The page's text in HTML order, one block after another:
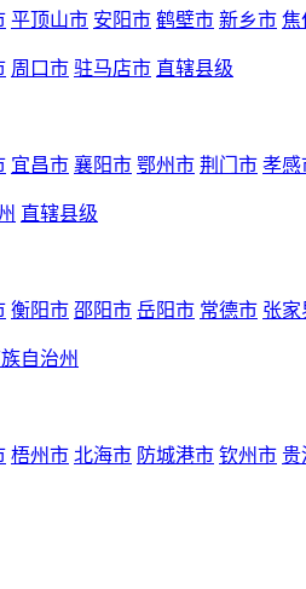
平顶山市 安阳市 鹤壁市 新乡市 焦
周口市 驻马店市 直辖县级
宜昌市 襄阳市 鄂州市 荆门市 孝感
直辖县级
衡阳市 邵阳市 岳阳市 常德市 张家
自治州
梧州市 北海市 防城港市 钦州市 贵